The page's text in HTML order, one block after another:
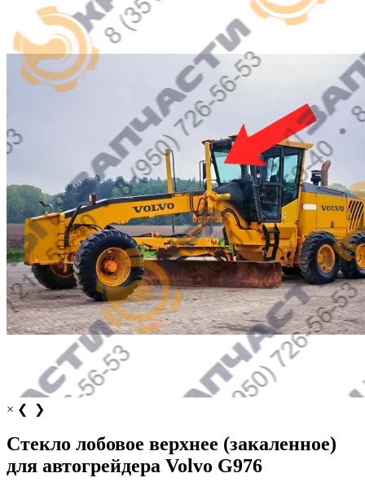
× ❮ ❯
Стекло лобовое верхнее (закаленное)
для автогрейдера Volvo G976